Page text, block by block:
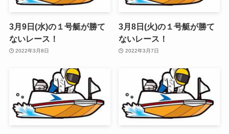
3月9日(水)の１号艇が勝て
ないレース！
2022年3月8日
3月8日(火)の１号艇が勝て
ないレース！
2022年3月7日